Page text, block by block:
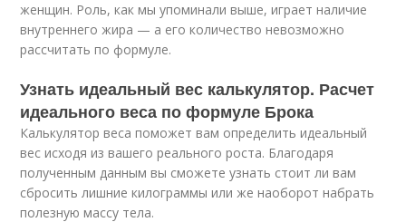
женщин. Роль, как мы упоминали выше, играет наличие
внутреннего жира — а его количество невозможно
рассчитать по формуле.
Узнать идеальный вес калькулятор. Расчет
идеального веса по формуле Брока
Калькулятор веса поможет вам определить идеальный
вес исходя из вашего реального роста. Благодаря
полученным данным вы сможете узнать стоит ли вам
сбросить лишние килограммы или же наоборот набрать
полезную массу тела.